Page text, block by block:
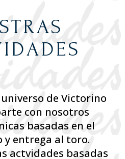
de Victorino
con nosotros
basadas en el
y entrega al toro.
actvidades basadas